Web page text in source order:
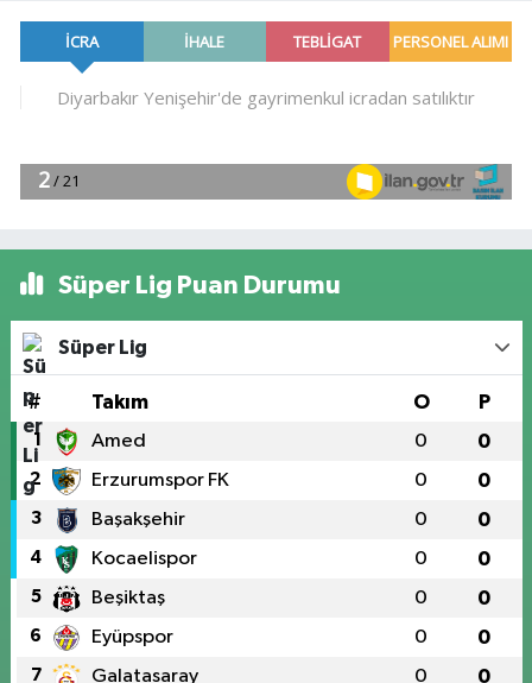
Süper Lig Puan Durumu
Süper Lig
# Takım O P
1 Amed 0 0
2 Erzurumspor FK 0 0
3 Başakşehir 0 0
4 Kocaelispor 0 0
5 Beşiktaş 0 0
6 Eyüpspor 0 0
7 Galatasaray 0 0